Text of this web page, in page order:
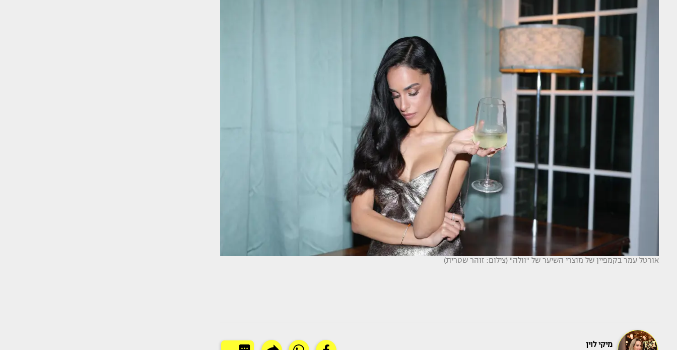
אורטל עמר בקמפיין של מוצרי השיער של "וולה" (צילום: זוהר שטרית)
מיקי לוין